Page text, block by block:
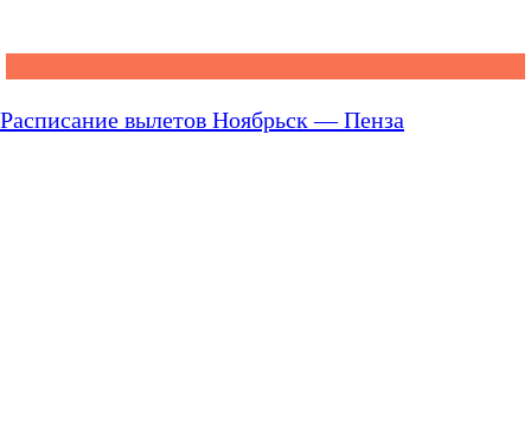
Расписание вылетов Ноябрьск — Пенза